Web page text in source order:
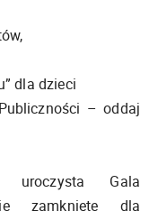
dla dzieci
– oddaj
uroczysta Gala
zamknięte dla